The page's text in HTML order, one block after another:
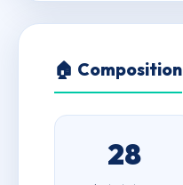
🏠 Composition
28